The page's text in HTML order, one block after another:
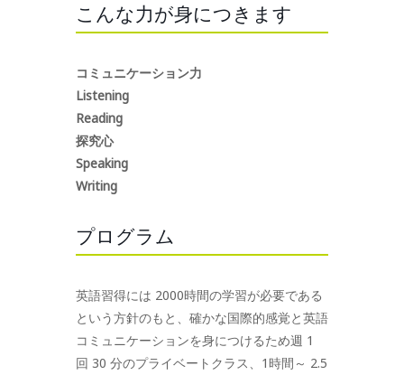
こんな力が身につきます
コミュニケーション力
Listening
Reading
探究心
Speaking
Writing
プログラム
英語習得には 2000時間の学習が必要である
という方針のもと、確かな国際的感覚と英語
コミュニケーションを身につけるため週 1
回 30 分のプライベートクラス、1時間～ 2.5